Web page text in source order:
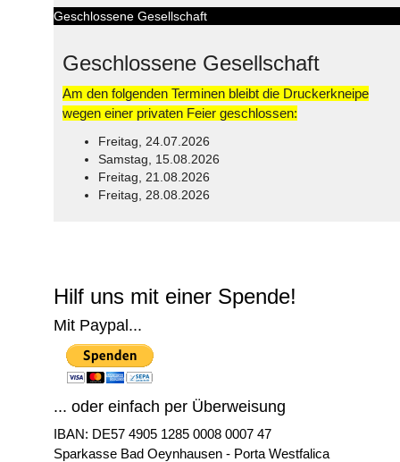
Geschlossene Gesellschaft
Geschlossene Gesellschaft
Am den folgenden Terminen bleibt die Druckerkneipe
wegen einer privaten Feier geschlossen:
Freitag, 24.07.2026
Samstag, 15.08.2026
Freitag, 21.08.2026
Freitag, 28.08.2026
Hilf uns mit einer Spende!
Mit Paypal...
... oder einfach per Überweisung
IBAN: DE57 4905 1285 0008 0007 47
Sparkasse Bad Oeynhausen - Porta Westfalica